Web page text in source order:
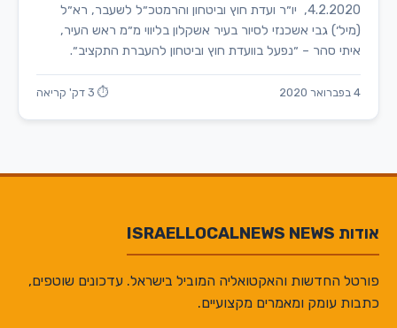
4.2.2020, יו״ר ועדת חוץ וביטחון והרמטכ״ל לשעבר, רא״ל
(מיל׳) גבי אשכנזי לסיור בעיר אשקלון בליווי מ״מ ראש העיר,
איתי סהר – ״נפעל בוועדת חוץ וביטחון להעברת התקציב״.
4 בפברואר 2020 ⏱ 3 דק' קריאה
אודות ISRAELLOCALNEWS NEWS
פורטל החדשות והאקטואליה המוביל בישראל. עדכונים שוטפים,
כתבות עומק ומאמרים מקצועיים.